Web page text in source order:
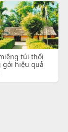
túi thổi
gói hiệu quả